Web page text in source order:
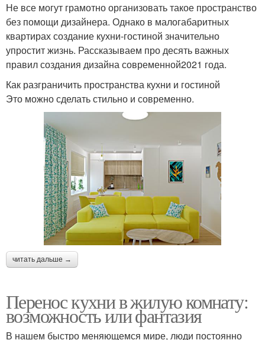
Не все могут грамотно организовать такое пространство
без помощи дизайнера. Однако в малогабаритных
квартирах создание кухни-гостиной значительно
упростит жизнь. Рассказываем про десять важных
правил создания дизайна современной2021 года.
Как разграничить пространства кухни и гостиной
Это можно сделать стильно и современно.
читать дальше →
Перенос кухни в жилую комнату:
возможность или фантазия
В нашем быстро меняющемся мире, люди постоянно